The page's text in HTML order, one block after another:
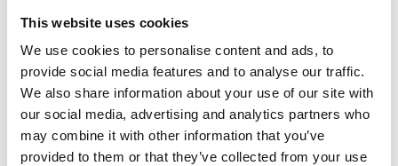
This website uses cookies
We use cookies to personalise content and ads, to
provide social media features and to analyse our traffic.
We also share information about your use of our site with
our social media, advertising and analytics partners who
may combine it with other information that you’ve
provided to them or that they’ve collected from your use
Kloknäckare
6680
12kr
Lägg till i varukorg